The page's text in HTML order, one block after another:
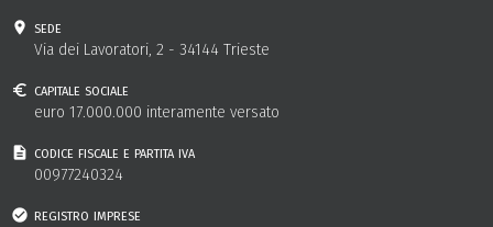
sede
Via dei Lavoratori, 2 - 34144 Trieste
capitale sociale
euro 17.000.000 interamente versato
codice fiscale e partita iva
00977240324
registro imprese